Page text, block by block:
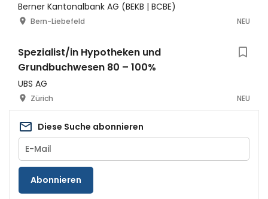
Berner Kantonalbank AG (BEKB | BCBE)
Bern-Liebefeld NEU
Spezialist/in Hypotheken und
Grundbuchwesen 80 – 100%
UBS AG
Zürich NEU
Diese Suche abonnieren
Abonnieren